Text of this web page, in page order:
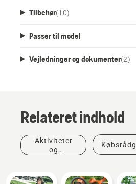
Tilbehør(10)
Passer til model
Vejledninger og dokumenter(2)
Relateret indhold
Aktiviteter
og